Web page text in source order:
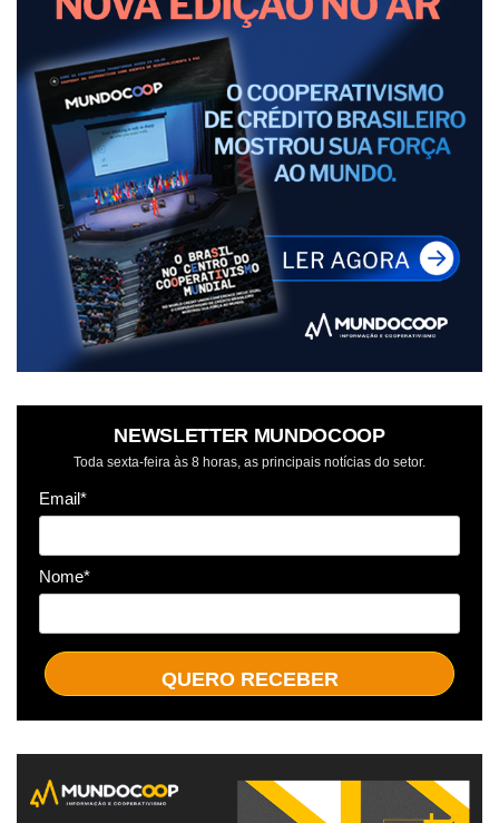
NEWSLETTER MUNDOCOOP
Toda sexta-feira às 8 horas, as principais notícias do setor.
Email*
Nome*
QUERO RECEBER